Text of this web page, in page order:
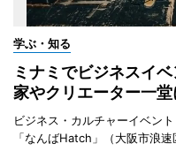
学ぶ・知る
ミナミでビジネスイ
家やクリエーター一堂
ビジネス・カルチャーイベン
「なんばHatch」（大阪市浪速